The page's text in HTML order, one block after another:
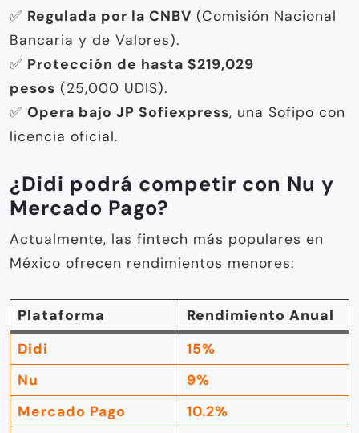
✅ Regulada por la CNBV (Comisión Nacional
Bancaria y de Valores).
✅ Protección de hasta $219,029
pesos (25,000 UDIS).
✅ Opera bajo JP Sofiexpress, una Sofipo con
licencia oficial.
¿Didi podrá competir con Nu y
Mercado Pago?
Actualmente, las fintech más populares en
México ofrecen rendimientos menores:
Plataforma
Rendimiento Anual
Didi
15%
Nu
9%
Mercado Pago
10.2%